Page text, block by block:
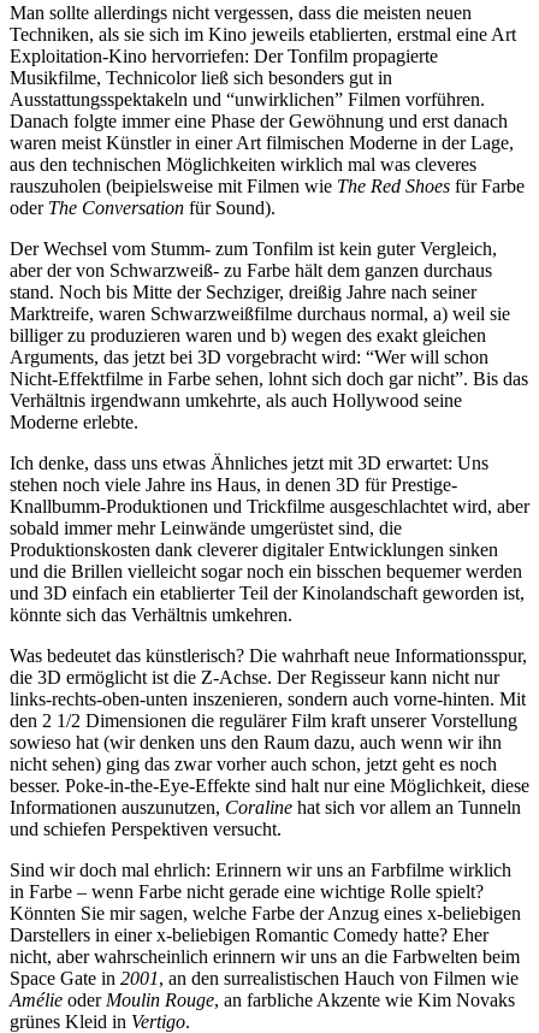
Man sollte allerdings nicht vergessen, dass die meisten neuen
Techniken, als sie sich im Kino jeweils etablierten, erstmal eine Art
Exploitation-Kino hervorriefen: Der Tonfilm propagierte
Musikfilme, Technicolor ließ sich besonders gut in
Ausstattungsspektakeln und “unwirklichen” Filmen vorführen.
Danach folgte immer eine Phase der Gewöhnung und erst danach
waren meist Künstler in einer Art filmischen Moderne in der Lage,
aus den technischen Möglichkeiten wirklich mal was cleveres
rauszuholen (beipielsweise mit Filmen wie The Red Shoes für Farbe
oder The Conversation für Sound).
Der Wechsel vom Stumm- zum Tonfilm ist kein guter Vergleich,
aber der von Schwarzweiß- zu Farbe hält dem ganzen durchaus
stand. Noch bis Mitte der Sechziger, dreißig Jahre nach seiner
Marktreife, waren Schwarzweißfilme durchaus normal, a) weil sie
billiger zu produzieren waren und b) wegen des exakt gleichen
Arguments, das jetzt bei 3D vorgebracht wird: “Wer will schon
Nicht-Effektfilme in Farbe sehen, lohnt sich doch gar nicht”. Bis das
Verhältnis irgendwann umkehrte, als auch Hollywood seine
Moderne erlebte.
Ich denke, dass uns etwas Ähnliches jetzt mit 3D erwartet: Uns
stehen noch viele Jahre ins Haus, in denen 3D für Prestige-
Knallbumm-Produktionen und Trickfilme ausgeschlachtet wird, aber
sobald immer mehr Leinwände umgerüstet sind, die
Produktionskosten dank cleverer digitaler Entwicklungen sinken
und die Brillen vielleicht sogar noch ein bisschen bequemer werden
und 3D einfach ein etablierter Teil der Kinolandschaft geworden ist,
könnte sich das Verhältnis umkehren.
Was bedeutet das künstlerisch? Die wahrhaft neue Informationsspur,
die 3D ermöglicht ist die Z-Achse. Der Regisseur kann nicht nur
links-rechts-oben-unten inszenieren, sondern auch vorne-hinten. Mit
den 2 1/2 Dimensionen die regulärer Film kraft unserer Vorstellung
sowieso hat (wir denken uns den Raum dazu, auch wenn wir ihn
nicht sehen) ging das zwar vorher auch schon, jetzt geht es noch
besser. Poke-in-the-Eye-Effekte sind halt nur eine Möglichkeit, diese
Informationen auszunutzen, Coraline hat sich vor allem an Tunneln
und schiefen Perspektiven versucht.
Sind wir doch mal ehrlich: Erinnern wir uns an Farbfilme wirklich
in Farbe – wenn Farbe nicht gerade eine wichtige Rolle spielt?
Könnten Sie mir sagen, welche Farbe der Anzug eines x-beliebigen
Darstellers in einer x-beliebigen Romantic Comedy hatte? Eher
nicht, aber wahrscheinlich erinnern wir uns an die Farbwelten beim
Space Gate in 2001, an den surrealistischen Hauch von Filmen wie
Amélie oder Moulin Rouge, an farbliche Akzente wie Kim Novaks
grünes Kleid in Vertigo.